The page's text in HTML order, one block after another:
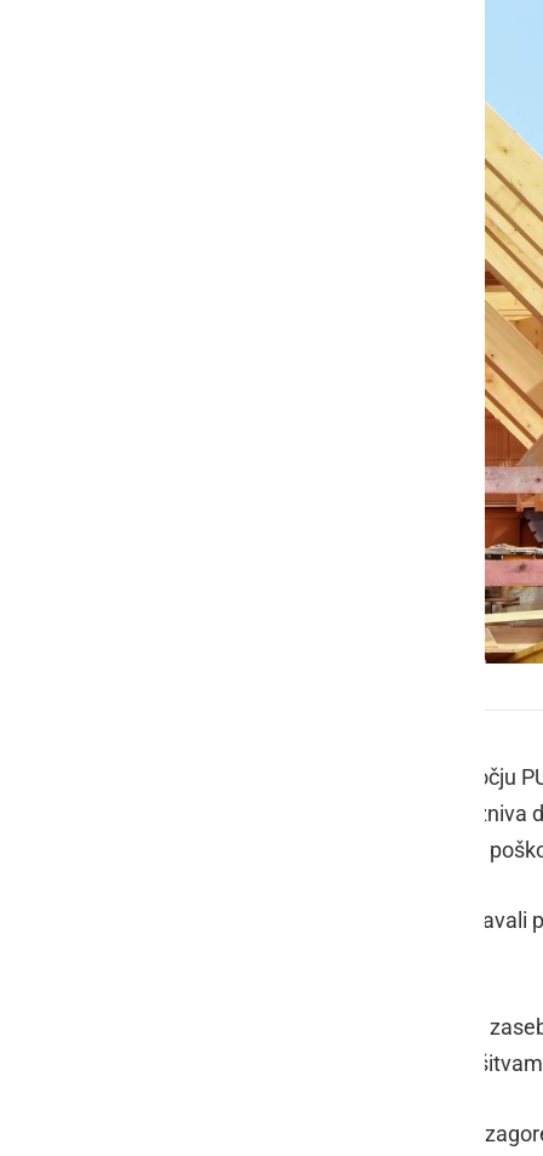
Preteklo soboto so policisti na območju
končali le z materialno škodo, tri
delu, tri primere povoženja divjadi in
Na področju kriminalitete so
Javni red in mir je bil kršen petkrat v
intervenciji policistov pomirili in s
Ob 15.52 so bili obveščeni, da naj bi